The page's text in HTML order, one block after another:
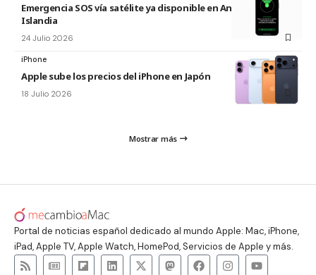
Emergencia SOS vía satélite ya disponible en Andorra e
Islandia
24 Julio 2026
iPhone
Apple sube los precios del iPhone en Japón
18 Julio 2026
Mostrar más
Portal de noticias español dedicado al mundo Apple: Mac, iPhone,
iPad, Apple TV, Apple Watch, HomePod, Servicios de Apple y más.